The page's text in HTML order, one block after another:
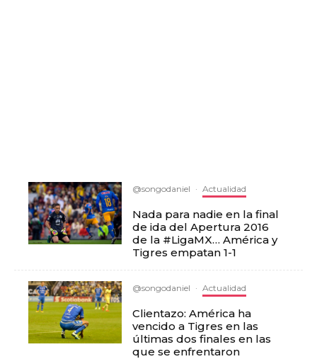
@songodaniel · Actualidad
Nada para nadie en la final
de ida del Apertura 2016
de la #LigaMX… América y
Tigres empatan 1-1
@songodaniel · Actualidad
Clientazo: América ha
vencido a Tigres en las
últimas dos finales en las
que se enfrentaron